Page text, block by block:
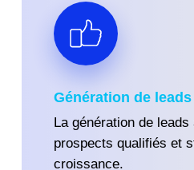
Génération de leads
La génération de leads
prospects qualifiés et
croissance.